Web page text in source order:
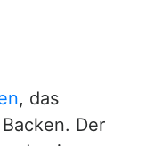
, das
Der